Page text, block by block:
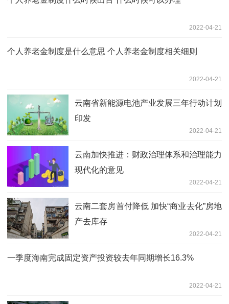
2022-04-21
个人养老金制度是什么意思 个人养老金制度相关细则
2022-04-21
云南省新能源电池产业发展三年行动计划
印发
2022-04-21
云南加快推进：财政治理体系和治理能力
现代化的意见
2022-04-21
云南二套房首付降低 加快“商业去化”房地
产去库存
2022-04-21
一季度海南完成固定资产投资较去年同期增长16.3%
2022-04-21